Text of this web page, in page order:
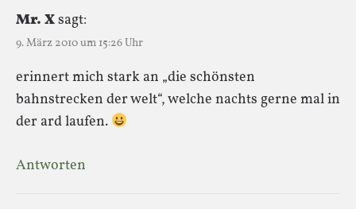
Mr. Xsagt:
9. März 2010 um 15:26 Uhr
erinnert mich stark an „die schönsten
bahnstrecken der welt“, welche nachts gerne mal in
der ard laufen.
Antworten